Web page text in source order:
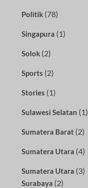
Politik(78)
Singapura (1)
Solok(2)
Sports (2)
Stories (1)
Sulawesi Selatan (1)
Sumatera Barat(2)
Sumatera Utara (4)
Sumatera Utara (3)
Surabaya (2)